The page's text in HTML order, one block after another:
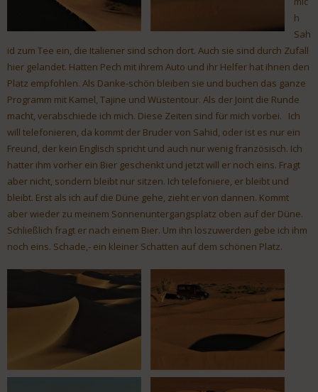
h
Sah
id zum Tee ein, die Italiener sind schon dort. Auch sie sind durch Zufall
hier gelandet. Hatten Pech mit ihrem Auto und ihr Helfer hat ihnen den
Platz empfohlen. Als Danke-schön bleiben sie und buchen das ganze
Programm mit Kamel, Tajine und Wüstentour. Als der Joint die Runde
macht, verabschiede ich mich. Diese Zeiten sind für mich vorbei. Ich
will telefonieren, da kommt der Bruder von Sahid, oder ist es nur ein
Freund, der kein Englisch spricht und auch nur wenig französisch. Ich
hatter ihm vorher ein Bier geschenkt und jetzt will er noch eins. Fragt
aber nicht, sondern bleibt nur sitzen. Ich telefoniere, er bleibt und
bleibt. Erst als ich auf die Düne gehe, zieht er von dannen. Kommt
aber wieder zu meinem Sonnenuntergangsplatz oben auf der Düne.
Schließlich fragt er nach einem Bier. Um ihn loszuwerden gebe ich ihm
noch eins. Schade,- ein kleiner Schatten auf dem schönen Platz.